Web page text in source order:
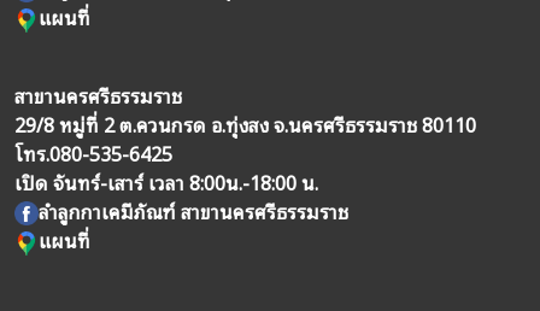
แผนที่
สาขานครศรีธรรมราช
29/8 หมู่ที่ 2 ต.ควนกรด อ.ทุ่งสง จ.นครศรีธรรมราช 80110
โทร.080-535-6425
เปิด จันทร์-เสาร์ เวลา 8:00น.-18:00 น.
ลำลูกกาเคมีภัณฑ์ สาขานครศรีธรรมราช
แผนที่